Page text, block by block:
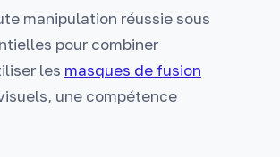
manipulation réussie sous
pour combiner
les masques de fusion
une compétence